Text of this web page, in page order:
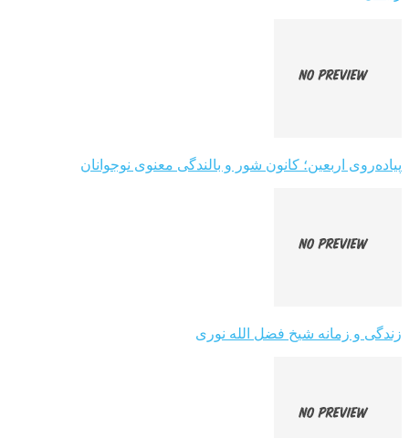
پیاده‌روی اربعین؛ کانون شور و بالندگی معنوی نوجوانان
زندگی و زمانه شیخ فضل الله نوری